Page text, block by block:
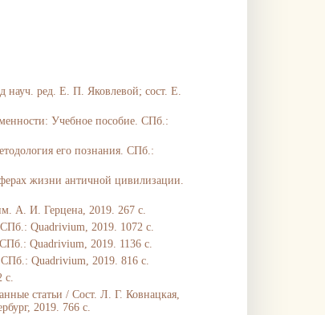
науч. ред. Е. П. Яковлевой; сост. Е.
Учебное пособие. СПб.:
его познания. СПб.:
жизни античной цивилизации.
А. И. Герцена, 2019. 267 с.
Quadrivium, 2019. 1072 с.
Quadrivium, 2019. 1136 с.
Quadrivium, 2019. 816 с.
с.
статьи / Сост. Л. Г. Ковнацкая,
2019. 766 с.